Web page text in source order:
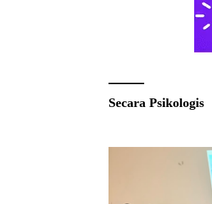
Secara Psikologis